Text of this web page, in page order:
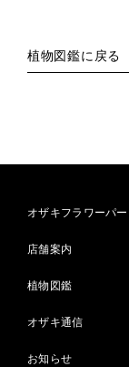
植物図鑑に戻る
オザキフラワーパ
店舗案内
植物図鑑
オザキ通信
お知らせ